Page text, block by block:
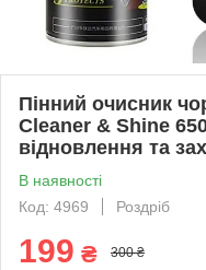
Пінний очисник
Cleaner & Shine
відновлення та
В наявності
Код: 4969
Роздріб
199 ₴ 300 ₴